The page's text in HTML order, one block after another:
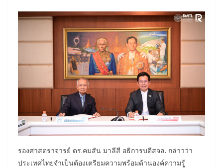
รองศาสตราจารย์ ดร.คมสัน มาลีสี อธิการบดีสจล. กล่าวว่า
ประเทศไทยจำเป็นต้องเตรียมความพร้อมด้านองค์ความรู้